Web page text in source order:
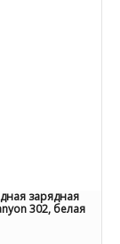
зарядная
302, белая